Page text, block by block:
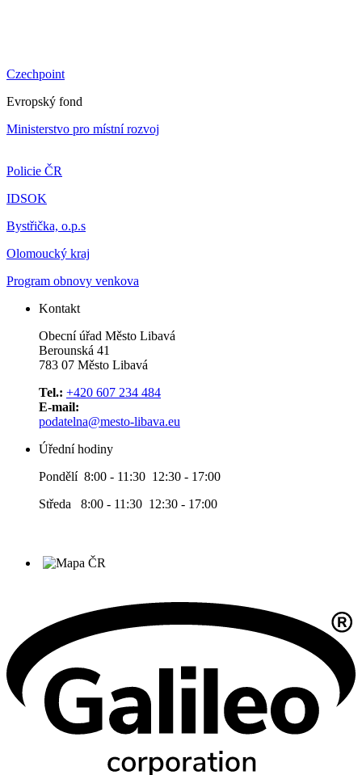
Czechpoint
Evropský fond
Ministerstvo pro místní rozvoj
Policie ČR
IDSOK
Bystřička, o.p.s
Olomoucký kraj
Program obnovy venkova
Kontakt
Obecní úřad Město Libavá
Berounská 41
783 07 Město Libavá
Tel.: +420 607 234 484
E-mail:
podatelna@mesto-libava.eu
Úřední hodiny
Pondělí 8:00 - 11:30 12:30 - 17:00
Středa 8:00 - 11:30 12:30 - 17:00